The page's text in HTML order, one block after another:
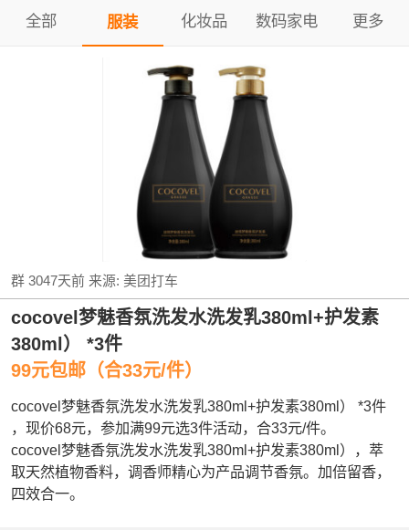
全部 服装 化妆品 数码家电 更多
群 3047天前来源:美团打车
cocovel梦魅香氛洗发水洗发乳380ml+护发素
380ml） *3件
99元包邮（合33元/件）
cocovel梦魅香氛洗发水洗发乳380ml+护发素380ml） *3件
，现价68元，参加满99元选3件活动，合33元/件。
cocovel梦魅香氛洗发水洗发乳380ml+护发素380ml），萃
取天然植物香料，调香师精心为产品调节香氛。加倍留香，
四效合一。